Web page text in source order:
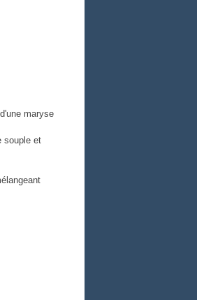
maryse
souple et